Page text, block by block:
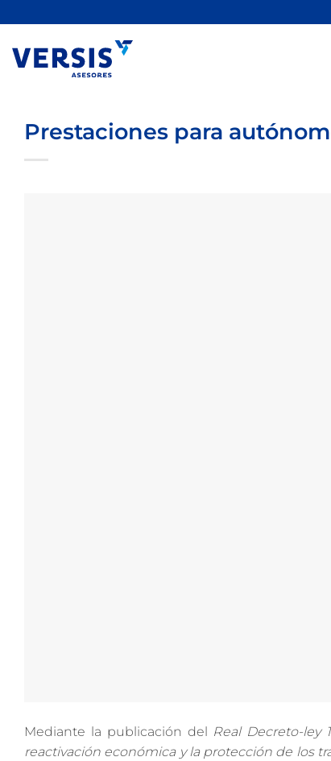
contenido
Prestaciones para
Mediante la publicación del Real Decreto-ley
reactivación económica y la protección de los